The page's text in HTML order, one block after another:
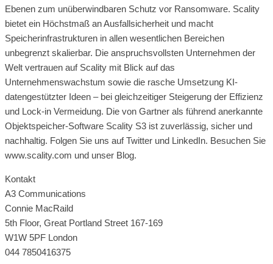
Ebenen zum unüberwindbaren Schutz vor Ransomware. Scality
bietet ein Höchstmaß an Ausfallsicherheit und macht
Speicherinfrastrukturen in allen wesentlichen Bereichen
unbegrenzt skalierbar. Die anspruchsvollsten Unternehmen der
Welt vertrauen auf Scality mit Blick auf das
Unternehmenswachstum sowie die rasche Umsetzung KI-
datengestützter Ideen – bei gleichzeitiger Steigerung der Effizienz
und Lock-in Vermeidung. Die von Gartner als führend anerkannte
Objektspeicher-Software Scality S3 ist zuverlässig, sicher und
nachhaltig. Folgen Sie uns auf Twitter und LinkedIn. Besuchen Sie
www.scality.com und unser Blog.
Kontakt
A3 Communications
Connie MacRaild
5th Floor, Great Portland Street 167-169
W1W 5PF London
044 7850416375